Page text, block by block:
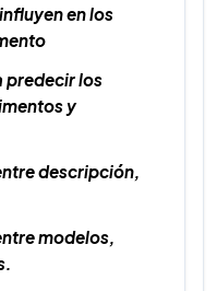
en los
predecir los
y
descripción,
modelos,